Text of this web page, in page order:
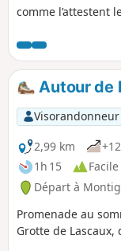
comme l’attestent
Périgueux. Situé à
fut surtout,
florissant sur la
Révolution
expiratoire du
conduit, au-delà
Salle, à une église
lieu du Festival
Autour de
Visorandonneur
2,99 km
1h 15
Facile
Départ à
Promenade au
Grotte de Lascaux,